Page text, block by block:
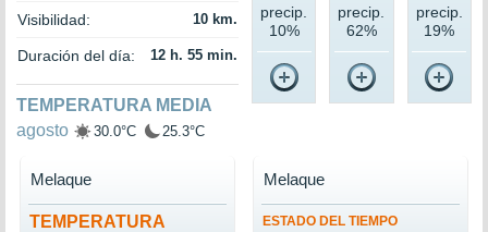
Visibilidad: 10 km.
Duración del día: 12 h. 55 min.
TEMPERATURA MEDIA
agosto
30.0°C 25.3°C
precip.
10%
precip.
62%
precip.
19%
TEMPERATURA
Melaque
ESTADO DEL TIEMPO
Melaque